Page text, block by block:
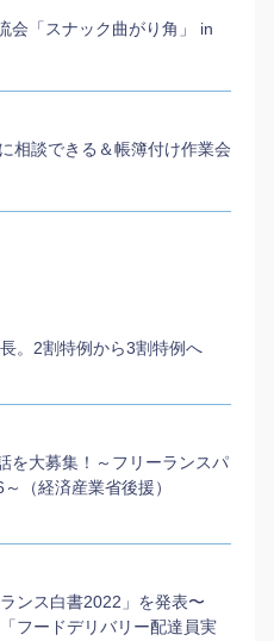
会「スナック曲がり角」 in
談できる＆帳簿付け作業会
。2割特例から3割特例へ
を大募集！～フリーランスパ
（経済産業省後援）
ンス白書2022」を発表〜
フードデリバリー配達員実